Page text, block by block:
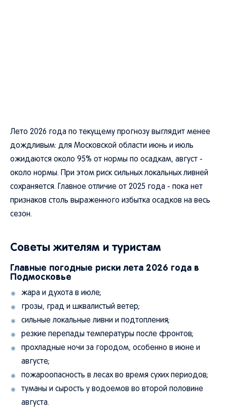
Лето 2026 года по текущему прогнозу выглядит менее
дождливым: для Московской области июнь и июль
ожидаются около 95% от нормы по осадкам, август -
около нормы. При этом риск сильных локальных ливней
сохраняется. Главное отличие от 2025 года - пока нет
признаков столь выраженного избытка осадков на весь
сезон.
Советы жителям и туристам
Главные погодные риски лета 2026 года в
Подмосковье
жара и духота в июле;
грозы, град и шквалистый ветер;
сильные локальные ливни и подтопления;
резкие перепады температуры после фронтов;
прохладные ночи за городом, особенно в июне и
августе;
пожароопасность в лесах во время сухих периодов;
туманы и сырость у водоемов во второй половине
августа.